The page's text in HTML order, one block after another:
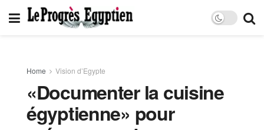
Home Vision d’Egypte
«Documenter la cuisine
égyptienne» pour